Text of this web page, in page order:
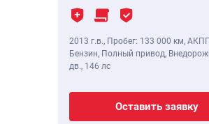
2013 г.в., Пробег: 133 000 км,
Бензин, Полный привод,
дв., 146 лс
Оставить заявку